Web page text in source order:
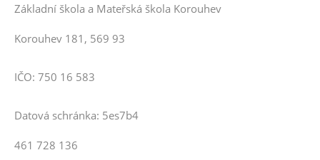
Základní škola a Mateřská škola Korouhev
Korouhev 181, 569 93
IČO: 750 16 583
Datová schránka: 5es7b4
461 728 136